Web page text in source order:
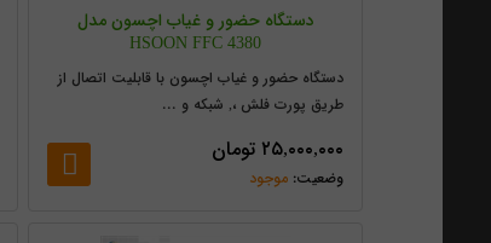
دستگاه حضور و غیاب اچسون مدل
HSOON FFC 4380
دستگاه حضور و غیاب اچسون با قابلیت اتصال از
طریق پورت فلش ،, شبکه و ...
۲۵,۰۰۰,۰۰۰ تومان
موجود